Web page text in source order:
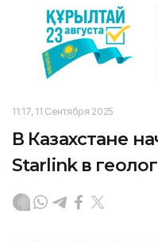
11:17, 11 Сентября 2025
В Казахстане
Starlink в